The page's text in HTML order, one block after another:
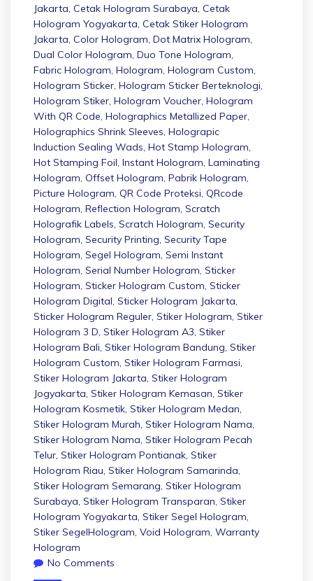
Jakarta, Cetak Hologram Surabaya, Cetak
Hologram Yogyakarta, Cetak Stiker Hologram
Jakarta, Color Hologram, Dot Matrix Hologram,
Dual Color Hologram, Duo Tone Hologram,
Fabric Hologram, Hologram, Hologram Custom,
Hologram Sticker, Hologram Sticker Berteknologi,
Hologram Stiker, Hologram Voucher, Hologram
With QR Code, Holographics Metallized Paper,
Holographics Shrink Sleeves, Holograpic
Induction Sealing Wads, Hot Stamp Hologram,
Hot Stamping Foil, Instant Hologram, Laminating
Hologram, Offset Hologram, Pabrik Hologram,
Picture Hologram, QR Code Proteksi, QRcode
Hologram, Reflection Hologram, Scratch
Holografik Labels, Scratch Hologram, Security
Hologram, Security Printing, Security Tape
Hologram, Segel Hologram, Semi Instant
Hologram, Serial Number Hologram, Sticker
Hologram, Sticker Hologram Custom, Sticker
Hologram Digital, Sticker Hologram Jakarta,
Sticker Hologram Reguler, Stiker Hologram, Stiker
Hologram 3 D, Stiker Hologram A3, Stiker
Hologram Bali, Stiker Hologram Bandung, Stiker
Hologram Custom, Stiker Hologram Farmasi,
Stiker Hologram Jakarta, Stiker Hologram
Jogyakarta, Stiker Hologram Kemasan, Stiker
Hologram Kosmetik, Stiker Hologram Medan,
Stiker Hologram Murah, Stiker Hologram Nama,
Stiker Hologram Nama, Stiker Hologram Pecah
Telur, Stiker Hologram Pontianak, Stiker
Hologram Riau, Stiker Hologram Samarinda,
Stiker Hologram Semarang, Stiker Hologram
Surabaya, Stiker Hologram Transparan, Stiker
Hologram Yogyakarta, Stiker Segel Hologram,
Stiker SegelHologram, Void Hologram, Warranty
Hologram
No Comments